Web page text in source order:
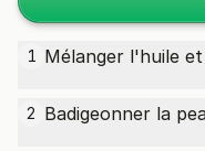
1 Mélanger l'huile
2 Badigeonner la